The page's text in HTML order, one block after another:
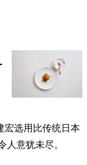
宏选用比传统日本
人意犹未尽。